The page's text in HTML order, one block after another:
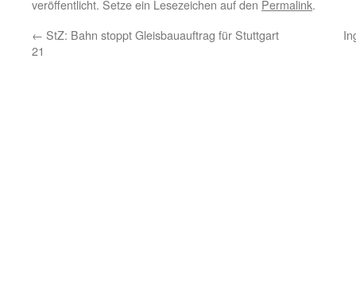
veröffentlicht. Setze ein Lesezeichen auf den Permalink.
← StZ: Bahn stoppt Gleisbauauftrag für Stuttgart
21